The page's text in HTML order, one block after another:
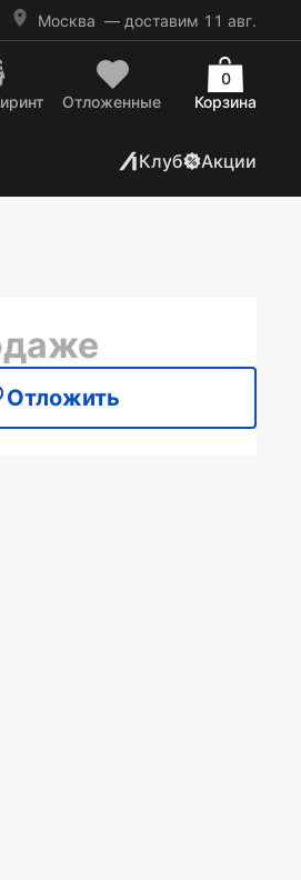
Москва — доставим 11 авг.
Отложенные Корзина
0
Клуб Акции
Отложить